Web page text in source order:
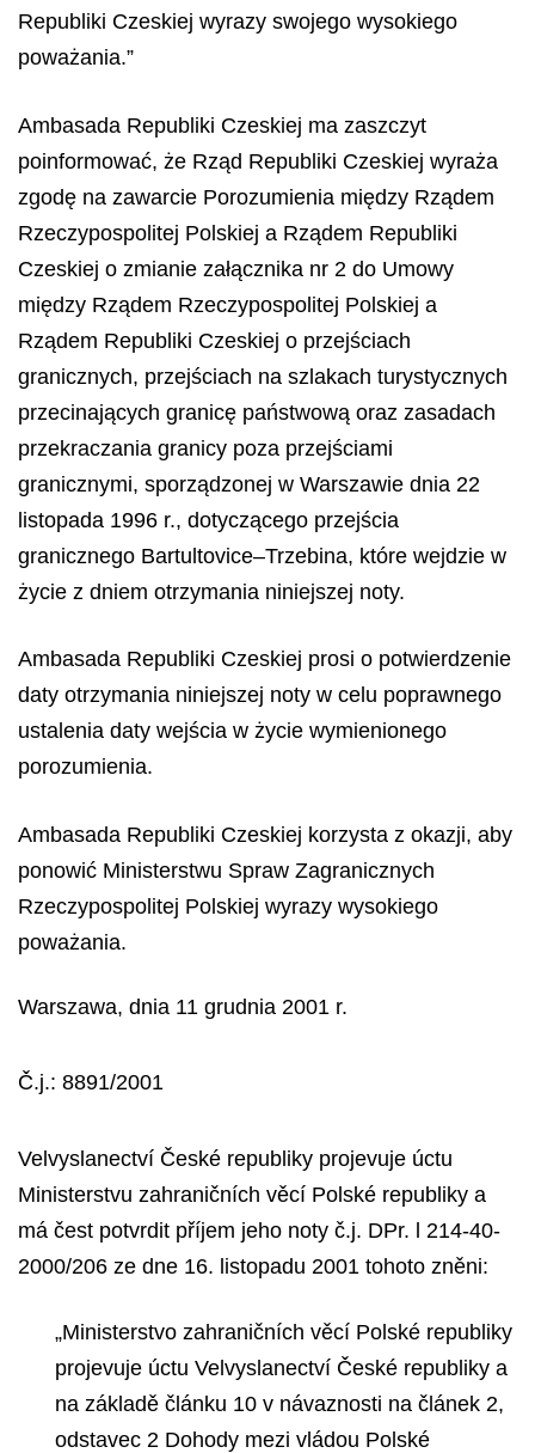
Republiki Czeskiej wyrazy swojego wysokiego
poważania.”
Ambasada Republiki Czeskiej ma zaszczyt
poinformować, że Rząd Republiki Czeskiej wyraża
zgodę na zawarcie Porozumienia między Rządem
Rzeczypospolitej Polskiej a Rządem Republiki
Czeskiej o zmianie załącznika nr 2 do Umowy
między Rządem Rzeczypospolitej Polskiej a
Rządem Republiki Czeskiej o przejściach
granicznych, przejściach na szlakach turystycznych
przecinających granicę państwową oraz zasadach
przekraczania granicy poza przejściami
granicznymi, sporządzonej w Warszawie dnia 22
listopada 1996 r., dotyczącego przejścia
granicznego Bartultovice–Trzebina, które wejdzie w
życie z dniem otrzymania niniejszej noty.
Ambasada Republiki Czeskiej prosi o potwierdzenie
daty otrzymania niniejszej noty w celu poprawnego
ustalenia daty wejścia w życie wymienionego
porozumienia.
Ambasada Republiki Czeskiej korzysta z okazji, aby
ponowić Ministerstwu Spraw Zagranicznych
Rzeczypospolitej Polskiej wyrazy wysokiego
poważania.
Warszawa, dnia 11 grudnia 2001 r.
Č.j.: 8891/2001
Velvyslanectví České republiky projevuje úctu
Ministerstvu zahraničních věcí Polské republiky a
má čest potvrdit příjem jeho noty č.j. DPr. l 214-40-
2000/206 ze dne 16. listopadu 2001 tohoto zněni:
„Ministerstvo zahraničních věcí Polské republiky
projevuje úctu Velvyslanectví České republiky a
na základě článku 10 v návaznosti na článek 2,
odstavec 2 Dohody mezi vládou Polské